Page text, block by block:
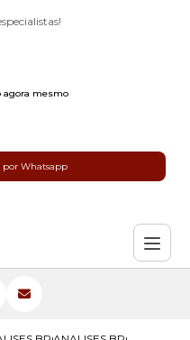
agora mesmo
por Whatsapp